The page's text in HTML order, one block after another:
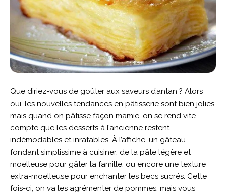
Que diriez-vous de goûter aux saveurs d’antan ? Alors
oui, les nouvelles tendances en pâtisserie sont bien jolies,
mais quand on pâtisse façon mamie, on se rend vite
compte que les desserts à l’ancienne restent
indémodables et inratables. À l’affiche, un gâteau
fondant simplissime à cuisiner, de la pâte légère et
moelleuse pour gâter la famille, ou encore une texture
extra-moelleuse pour enchanter les becs sucrés. Cette
fois-ci, on va les agrémenter de pommes, mais vous